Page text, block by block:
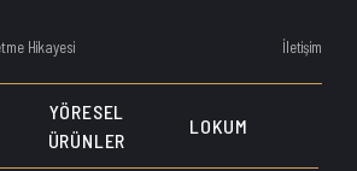
Hikayesi İletişim
YÖRESEL
ÜRÜNLER
LOKUM